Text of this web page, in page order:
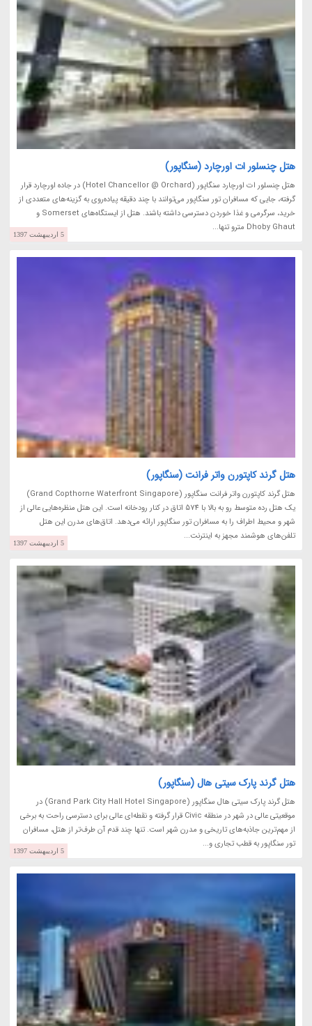
هتل چنسلور ات اورچارد (سنگاپور)
هتل چنسلور ات اورچارد سنگاپور (Hotel Chancellor @ Orchard) در جاده اورچارد قرار
گرفته، جایی که مسافران تور سنگاپور می‌توانند با چند دقیقه پیاده‌روی به گزینه‌های متعددی از
خرید، سرگرمی و غذا خوردن دسترسی داشته باشند. هتل از ایستگاه‌های Somerset و
Dhoby Ghaut مترو تنها...
5 اردیبهشت 1397
هتل گرند کاپتورن واتر فرانت (سنگاپور)
هتل گرند کاپتورن واتر فرانت سنگاپور (Grand Copthorne Waterfront Singapore)
یک هتل رده متوسط رو به بالا با 574 اتاق در کنار رودخانه است. این هتل منظره‌هایی عالی از
شهر و محیط اطراف را به مسافران تور سنگاپور ارائه می‌دهد. اتاق‌های مدرن این هتل
تلفن‌های هوشمند مجهز به اینترنت...
5 اردیبهشت 1397
هتل گرند پارک سیتی هال (سنگاپور)
هتل گرند پارک سیتی هال سنگاپور (Grand Park City Hall Hotel Singapore) در
موقعیتی عالی در شهر در منطقه Civic قرار گرفته و نقطه‌ای عالی برای دسترسی راحت به برخی
از مهم‌ترین جاذبه‌های تاریخی و مدرن شهر است. تنها چند قدم آن طرف‌تر از هتل، مسافران
تور سنگاپور به قطب تجاری و...
5 اردیبهشت 1397